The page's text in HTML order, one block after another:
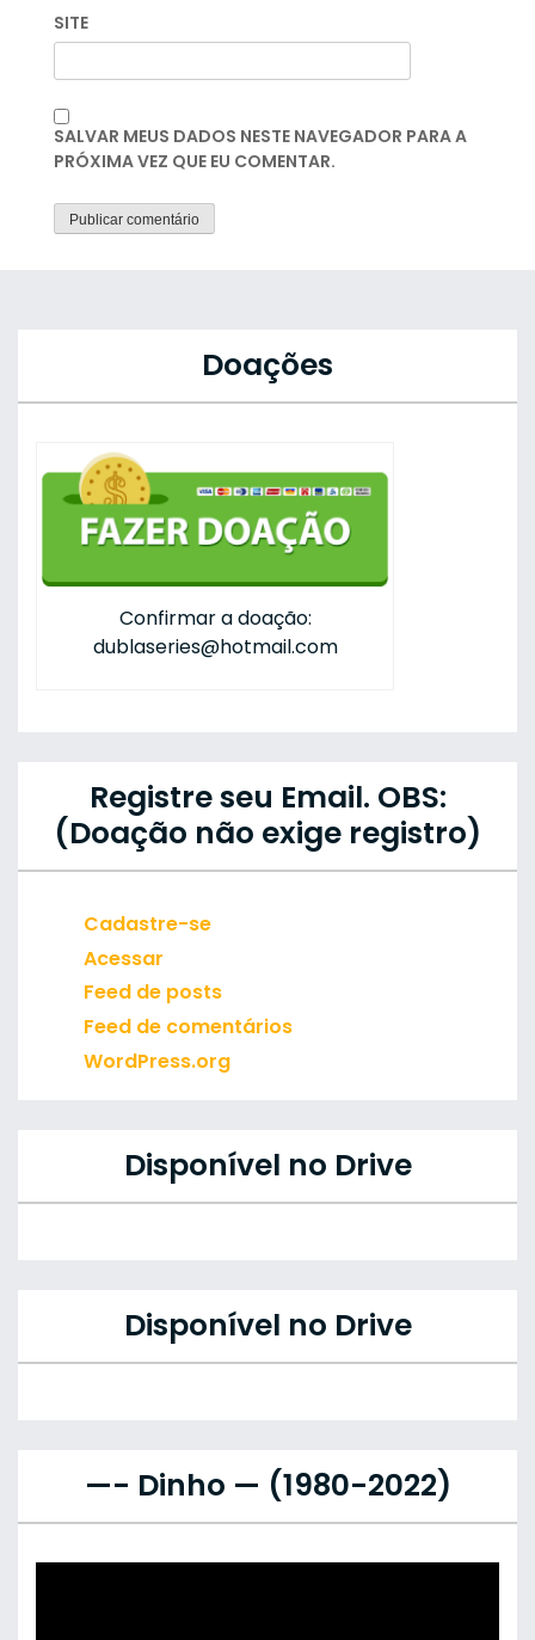
SITE
SALVAR MEUS DADOS NESTE NAVEGADOR PARA A
PRÓXIMA VEZ QUE EU COMENTAR.
Doações
Confirmar a doação:
dublaseries@hotmail.com
Registre seu Email. OBS:
(Doação não exige registro)
Cadastre-se
Acessar
Feed de posts
Feed de comentários
WordPress.org
Disponível no Drive
Disponível no Drive
—- Dinho — (1980-2022)